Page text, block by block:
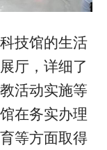
技馆的生活
厅，详细了
活动实施等
在务实办理
等方面取得